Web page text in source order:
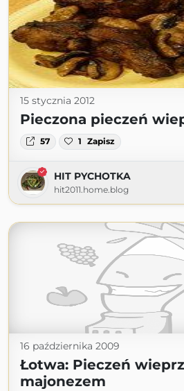
15 stycznia 2012
Pieczona pieczeń
57 1 Zapisz
HIT PYCHOTKA
hit2011.home.blog
16 października 2009
Łotwa: Pieczeń
majonezem